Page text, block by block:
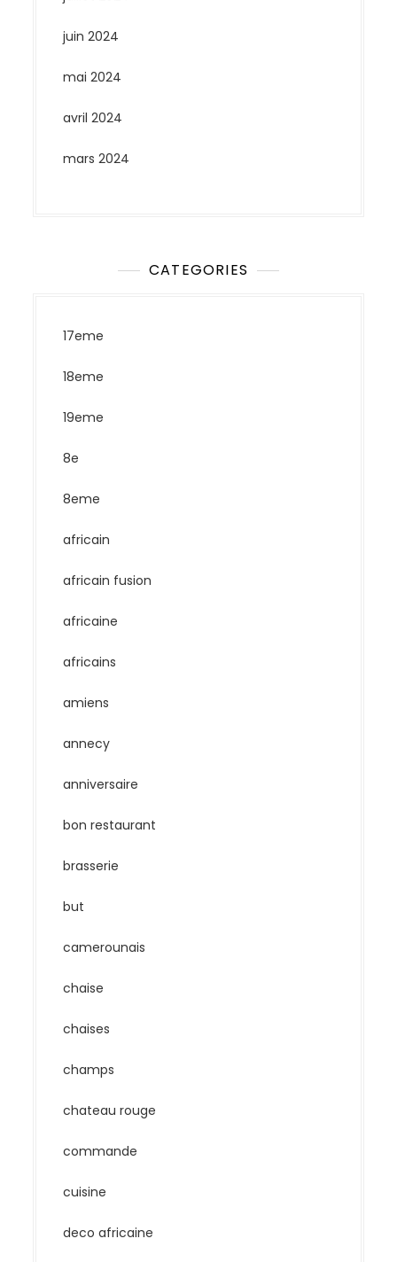
juin 2024
mai 2024
avril 2024
mars 2024
CATEGORIES
17eme
18eme
19eme
8e
8eme
africain
africain fusion
africaine
africains
amiens
annecy
anniversaire
bon restaurant
brasserie
but
camerounais
chaise
chaises
champs
chateau rouge
commande
cuisine
deco africaine